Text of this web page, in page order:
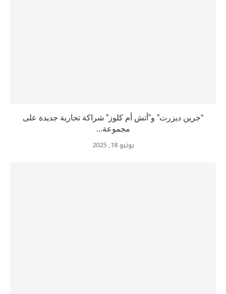
“جرين ديزرت” و”أتش أم كلوز” شراكة تجارية جديدة على
مجموعة...
يونيو 18, 2025